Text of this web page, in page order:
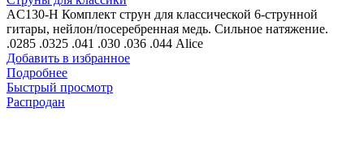
AC130-H Комплект струн для классической 6-струнной
гитары, нейлон/посеребренная медь. Сильное натяжение.
.0285 .0325 .041 .030 .036 .044 Alice
Добавить в избранное
Подробнее
Быстрый просмотр
Распродан